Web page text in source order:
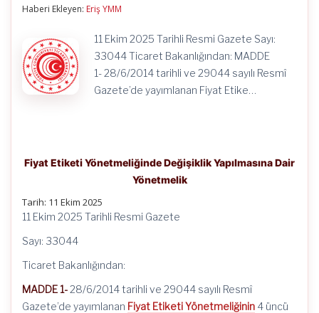
Haberi Ekleyen: Eriş YMM
11 Ekim 2025 Tarihli Resmi Gazete Sayı:
33044 Ticaret Bakanlığından: MADDE
1- 28/6/2014 tarihli ve 29044 sayılı Resmî
Gazete’de yayımlanan Fiyat Etike…
Fiyat Etiketi Yönetmeliğinde Değişiklik Yapılmasına Dair
Yönetmelik
Tarih: 11 Ekim 2025
11 Ekim 2025 Tarihli Resmi Gazete
Sayı: 33044
Ticaret Bakanlığından:
MADDE 1-28/6/2014 tarihli ve 29044 sayılı Resmî
Gazete’de yayımlanan Fiyat Etiketi Yönetmeliğinin 4 üncü